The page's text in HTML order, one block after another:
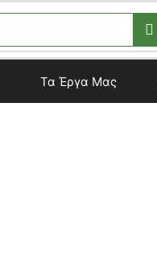
Τα Έργα Μας